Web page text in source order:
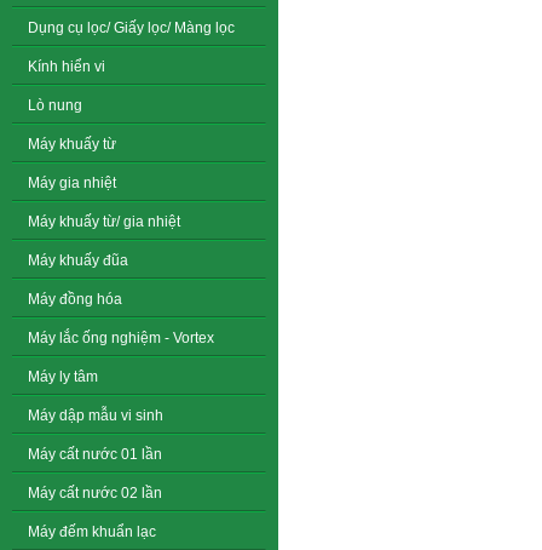
Dụng cụ lọc/ Giấy lọc/ Màng lọc
Kính hiển vi
Lò nung
Máy khuấy từ
Máy gia nhiệt
Máy khuấy từ/ gia nhiệt
Máy khuấy đũa
Máy đồng hóa
Máy lắc ống nghiệm - Vortex
Máy ly tâm
Máy dập mẫu vi sinh
Máy cất nước 01 lần
Máy cất nước 02 lần
Máy đếm khuẩn lạc